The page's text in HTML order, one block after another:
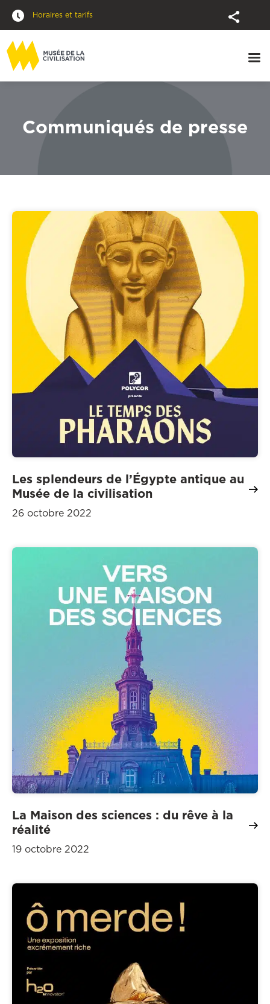
Horaires et tarifs
Communiqués de presse
Les splendeurs de l’Égypte antique au
Musée de la civilisation
26 octobre 2022
La Maison des sciences : du rêve à la
réalité
19 octobre 2022